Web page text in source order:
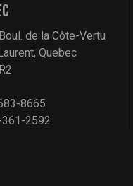
de la Côte-Vertu
Quebec
8665
2592